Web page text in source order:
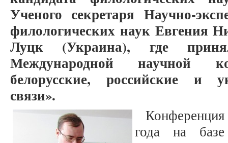
Ученого секретаря Научно-
филологических наук Евгения
Луцк (Украина), где
Международной научной
белорусские, российские и
связи».
года на